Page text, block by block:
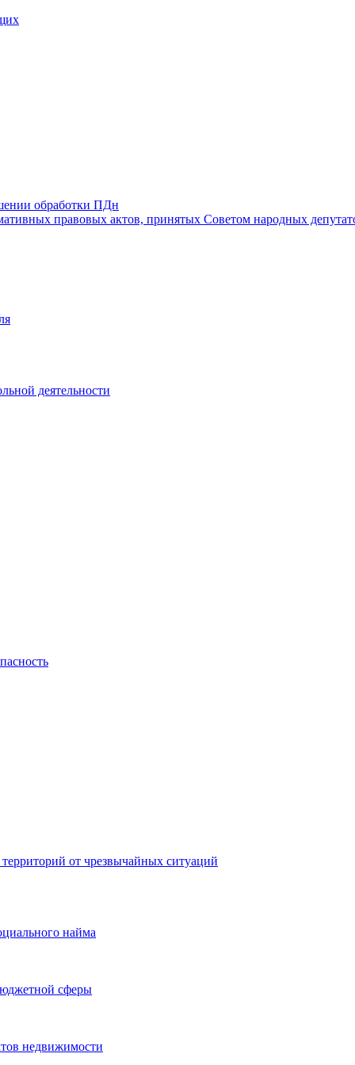
обработки ПДн
правовых актов, принятых Советом народных
деятельности
от чрезвычайных ситуаций
найма
сферы
недвижимости